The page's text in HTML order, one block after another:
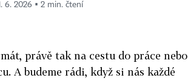
6. 2026 ▪ 2 min. čtení
právě tak na cestu do práce nebo
A budeme rádi, když si nás každé